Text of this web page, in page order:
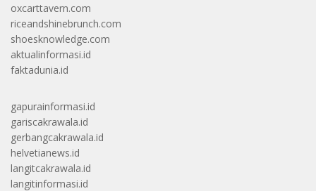
oxcarttavern.com
riceandshinebrunch.com
shoesknowledge.com
aktualinformasi.id
faktadunia.id
gapurainformasi.id
gariscakrawala.id
gerbangcakrawala.id
helvetianews.id
langitcakrawala.id
langitinformasi.id